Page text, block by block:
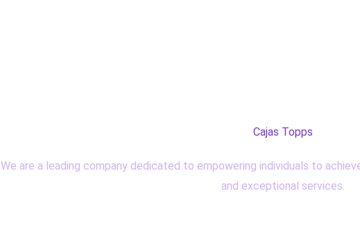
Cajas Topps
We are a leading company dedicated to empowering individuals to
and exceptional services.